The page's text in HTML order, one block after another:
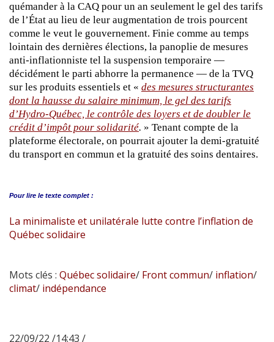
quémander à la CAQ pour un an seulement le gel des tarifs
de l’État au lieu de leur augmentation de trois pourcent
comme le veut le gouvernement. Finie comme au temps
lointain des dernières élections, la panoplie de mesures
anti-inflationniste tel la suspension temporaire —
décidément le parti abhorre la permanence — de la TVQ
sur les produits essentiels et « des mesures structurantes
dont la hausse du salaire minimum, le gel des tarifs
d’Hydro-Québec, le contrôle des loyers et de doubler le
crédit d’impôt pour solidarité. » Tenant compte de la
plateforme électorale, on pourrait ajouter la demi-gratuité
du transport en commun et la gratuité des soins dentaires.
Pour lire le texte complet :
La minimaliste et unilatérale lutte contre l’inflation de
Québec solidaire
Mots clés : Québec solidaire/ Front commun/ inflation/
climat/ indépendance
22/09/22 /14:43 /